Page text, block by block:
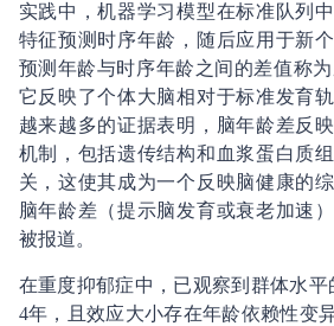
实践中，机器学习模型在标准队列
特征预测时序年龄，随后应用于新
预测年龄与时序年龄之间的差值称
它反映了个体大脑相对于标准发育
越来越多的证据表明，脑年龄差反
机制，包括遗传结构和血浆蛋白质
关，这使其成为一个反映脑健康的
脑年龄差（提示脑发育或衰老加速
被报道。
在重度抑郁症中，已观察到群体水平
4年，且效应大小存在年龄依赖性变